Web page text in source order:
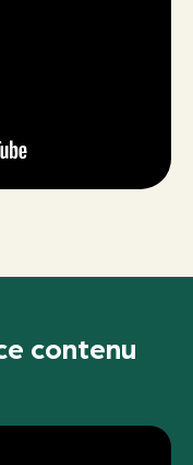
contenu